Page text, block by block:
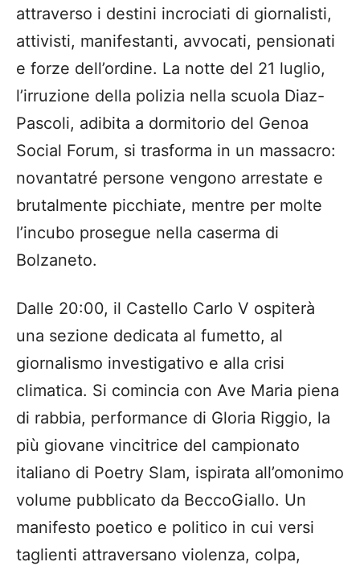
attraverso i destini incrociati di giornalisti,
attivisti, manifestanti, avvocati, pensionati
e forze dell’ordine. La notte del 21 luglio,
l’irruzione della polizia nella scuola Diaz-
Pascoli, adibita a dormitorio del Genoa
Social Forum, si trasforma in un massacro:
novantatré persone vengono arrestate e
brutalmente picchiate, mentre per molte
l’incubo prosegue nella caserma di
Bolzaneto.
Dalle 20:00, il Castello Carlo V ospiterà
una sezione dedicata al fumetto, al
giornalismo investigativo e alla crisi
climatica. Si comincia con Ave Maria piena
di rabbia, performance di Gloria Riggio, la
più giovane vincitrice del campionato
italiano di Poetry Slam, ispirata all’omonimo
volume pubblicato da BeccoGiallo. Un
manifesto poetico e politico in cui versi
taglienti attraversano violenza, colpa,